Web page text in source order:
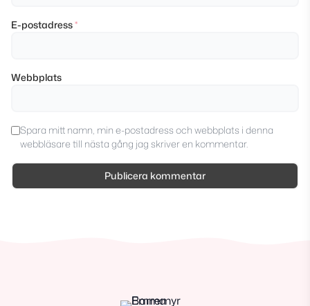
E-postadress*
Webbplats
Spara mitt namn, min e-postadress och webbplats i denna
webbläsare till nästa gång jag skriver en kommentar.